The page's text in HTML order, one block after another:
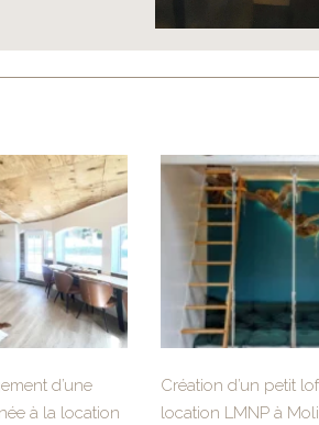
d’une
à la location
Création d’un petit
location LMNP à